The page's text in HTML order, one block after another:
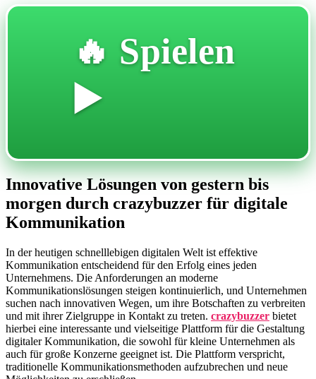
🔥 Spielen
▶️
Innovative Lösungen von gestern bis
morgen durch crazybuzzer für digitale
Kommunikation
In der heutigen schnelllebigen digitalen Welt ist effektive
Kommunikation entscheidend für den Erfolg eines jeden
Unternehmens. Die Anforderungen an moderne
Kommunikationslösungen steigen kontinuierlich, und Unternehmen
suchen nach innovativen Wegen, um ihre Botschaften zu verbreiten
und mit ihrer Zielgruppe in Kontakt zu treten. crazybuzzer bietet
hierbei eine interessante und vielseitige Plattform für die Gestaltung
digitaler Kommunikation, die sowohl für kleine Unternehmen als
auch für große Konzerne geeignet ist. Die Plattform verspricht,
traditionelle Kommunikationsmethoden aufzubrechen und neue